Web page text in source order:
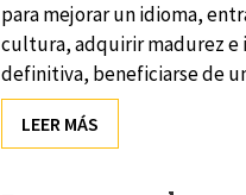
para mejorar un idioma,
cultura, adquirir madurez e
definitiva, beneficiarse de
LEER MÁS